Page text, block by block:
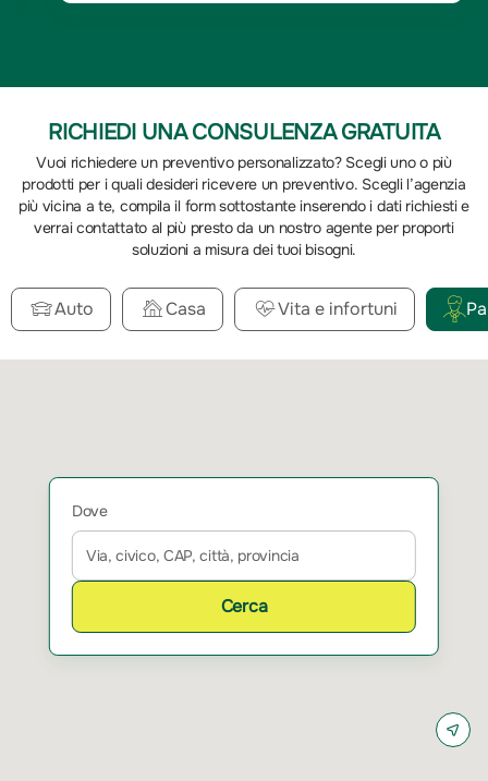
RICHIEDI UNA CONSULENZA GRATUITA
Vuoi richiedere un preventivo personalizzato? Scegli uno o più
prodotti per i quali desideri ricevere un preventivo. Scegli l’agenzia
più vicina a te, compila il form sottostante inserendo i dati richiesti e
verrai contattato al più presto da un nostro agente per proporti
soluzioni a misura dei tuoi bisogni.
Auto Casa Vita e infortuni
Dove
Cerca